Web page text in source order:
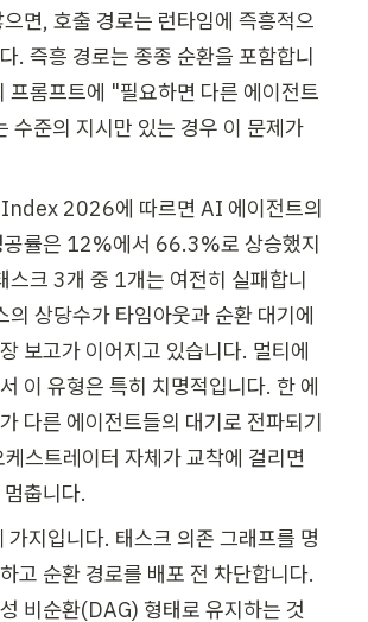
면, 호출 경로는 런타임에 즉흥적으
. 즉흥 경로는 종종 순환을 포함합니
프롬프트에 "필요하면 다른 에이전트
수준의 지시만 있는 경우 이 문제가
2026에 따르면 AI 에이전트의
공률은 12%에서 66.3%로 상승했지
스크 3개 중 1개는 여전히 실패합니
의 상당수가 타임아웃과 순환 대기에
보고가 이어지고 있습니다. 멀티에
이 유형은 특히 치명적입니다. 한 에
다른 에이전트들의 대기로 전파되기
스트레이터 자체가 교착에 걸리면
춥니다.
가지입니다. 태스크 의존 그래프를 명
고 순환 경로를 배포 전 차단합니다.
비순환(DAG) 형태로 유지하는 것